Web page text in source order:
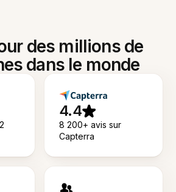
des millions de
dans le monde
4.4
8 200+ avis sur
Capterra